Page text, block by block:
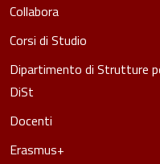
Collabora
Corsi di Studio
Dipartimento di Strutture
DiSt
Docenti
Erasmus+